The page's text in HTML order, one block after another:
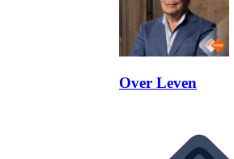
Over Leven